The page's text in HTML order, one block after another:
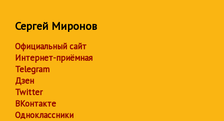
Сергей Миронов
Официальный сайт
Интернет-приёмная
Telegram
Дзен
Twitter
ВКонтакте
Одноклассники